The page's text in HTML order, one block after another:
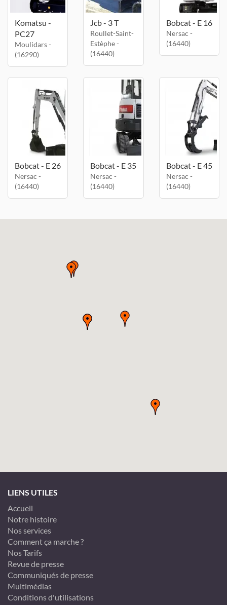
Komatsu -
PC27
Moulidars -
(16290)
Jcb - 3 T
Roullet-Saint-
Estèphe -
(16440)
Bobcat - E 16
Nersac -
(16440)
Bobcat - E 26
Nersac -
(16440)
Bobcat - E 35
Nersac -
(16440)
Bobcat - E 45
Nersac -
(16440)
LIENS UTILES
Accueil
Notre histoire
Nos services
Comment ça marche ?
Nos Tarifs
Revue de presse
Communiqués de presse
Multimédias
Conditions d'utilisations